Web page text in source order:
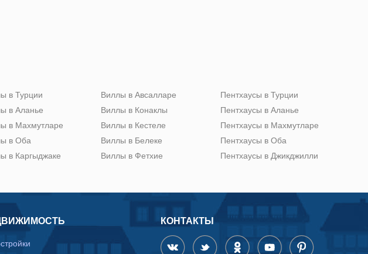
в Турции
в Аланье
в Махмутларе
в Оба
в Каргыджаке
Виллы в Авсалларе
Виллы в Конаклы
Виллы в Кестеле
Виллы в Белеке
Виллы в Фетхие
Пентхаусы в Турции
Пентхаусы в Аланье
Пентхаусы в Махмутларе
Пентхаусы в Оба
Пентхаусы в Джикджилли
КОНТАКТЫ